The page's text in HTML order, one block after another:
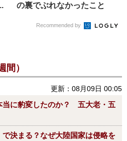
の裏でぶれなかったこと
Recommended by
間）
更新：08月09日 00:05
当に豹変したのか？ 五大老・五
決まる？なぜ大陸国家は侵略を